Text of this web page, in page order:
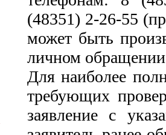
(48351) 2-26-55
может быть
личном
Для наиболее
требующих
заявление с